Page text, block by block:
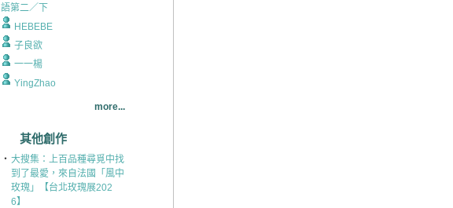
語第二／下
HEBEBE
子良欲
一一楊
YingZhao
more...
其他創作
‧ 大搜集：上百品種尋覓中找
到了最愛，來自法國「風中
玫瑰」【台北玫瑰展202
6】